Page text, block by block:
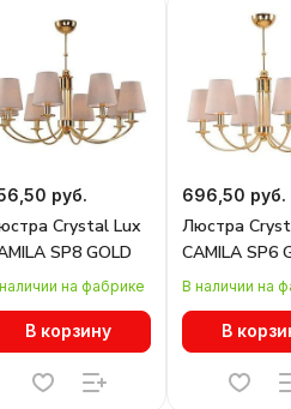
руб.
Crystal Lux
SP8 GOLD
на фабрике
В корзину
696,50 руб.
Люстра
CAMILA SP6
В наличии на
В